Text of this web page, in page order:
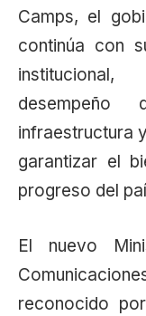
Camps, el
continúa con
infraestructura
garantizar el
progreso del
El nuevo
reconocido